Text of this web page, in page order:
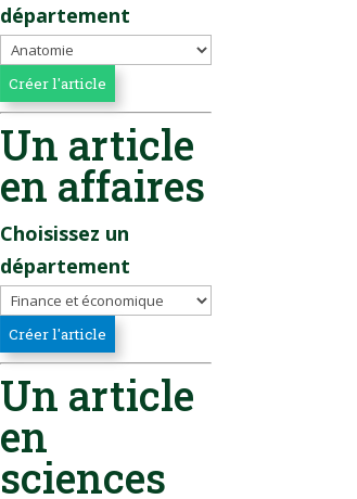
département
Un article
en affaires
Choisissez un
département
Un article
en
sciences